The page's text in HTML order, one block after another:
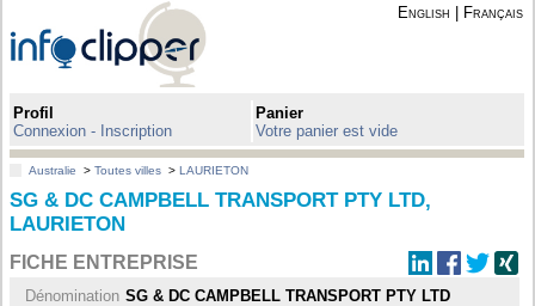
English Français
Profil
Connexion - Inscription
Panier
Votre panier est vide
Australie >Toutes villes >LAURIETON
SG & DC CAMPBELL TRANSPORT PTY LTD,
LAURIETON
FICHE ENTREPRISE
Dénomination SG & DC CAMPBELL TRANSPORT PTY LTD